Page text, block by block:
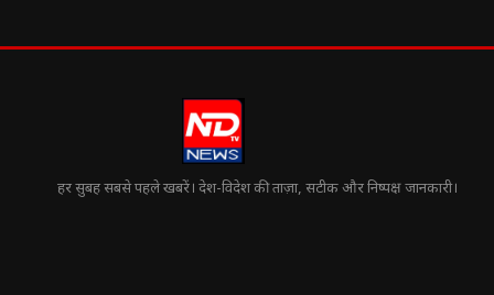
हर सुबह सबसे पहले खबरें। देश-विदेश की ताज़ा, सटीक और निष्पक्ष जानकारी।